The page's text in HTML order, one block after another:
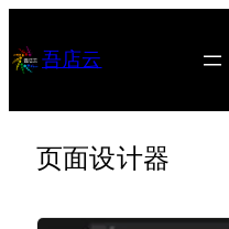
至 吾店云
页面设计器